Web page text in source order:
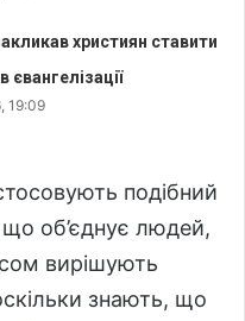
християн ставити
євангелізації
19:09
подібний
що об’єднує людей,
вирішують
знають, що